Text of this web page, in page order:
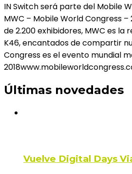
IN Switch será parte del Mobile
MWC – Mobile World Congress
de 2.200 exhibidores, MWC es
K46, encantados de compartir
Congress es el evento mundial
Últimas novedades
Vuelve Digital Days